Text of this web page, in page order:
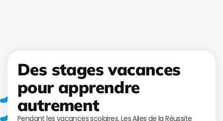
Des stages vacances
pour apprendre
autrement
Pendant les vacances scolaires, Les Ailes de la Réussite